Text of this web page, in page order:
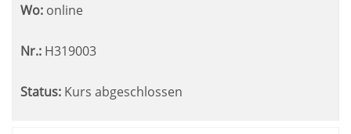
Wo: online
Nr.: H319003
Status: Kurs abgeschlossen